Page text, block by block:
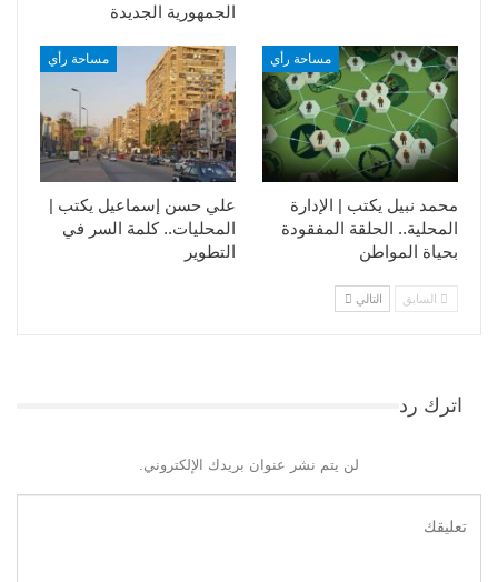
الجمهورية الجديدة
مساحة رأي
علي حسن إسماعيل يكتب |
المحليات.. كلمة السر في
التطوير​
مساحة رأي
محمد نبيل يكتب | الإدارة
المحلية.. الحلقة المفقودة
بحياة المواطن
السابق التالي
اترك رد
لن يتم نشر عنوان بريدك الإلكتروني.